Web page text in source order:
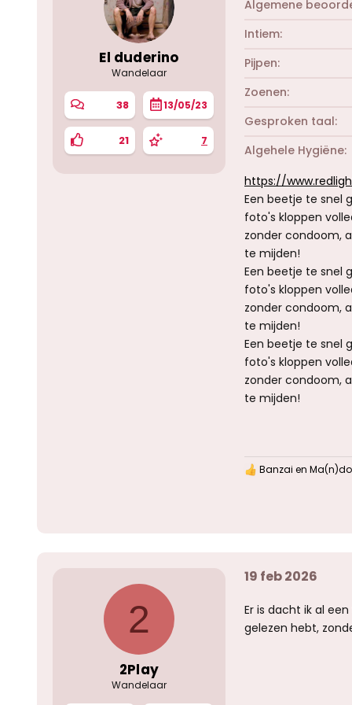
El duderino
Wandelaar
38 13/05/23
21 7
Algemene
Intiem
Pijpen
Zoenen
Gesproken taal
Algehele Hygiëne
https://
Een beetje te snel
foto's kloppen
zonder condoom,
te mijden!
Een beetje te snel
foto's kloppen
zonder condoom,
te mijden!
Een beetje te snel
foto's kloppen
zonder condoom,
te mijden!
W
n
n
:
Banzai en
2
2Play
Wandelaar
19 feb 2026
Er is dacht ik al
gelezen hebt,